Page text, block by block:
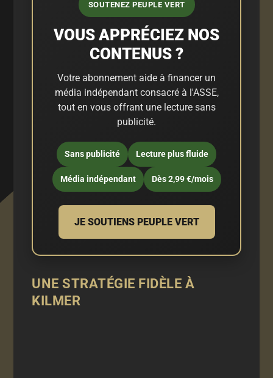
SOUTENEZ PEUPLE VERT
VOUS APPRÉCIEZ NOS
CONTENUS ?
Votre abonnement aide à financer un
média indépendant consacré à l'ASSE,
tout en vous offrant une lecture sans
publicité.
Sans publicité Lecture plus fluide
Média indépendant Dès 2,99 €/mois
JE SOUTIENS PEUPLE VERT
UNE STRATÉGIE FIDÈLE À
KILMER